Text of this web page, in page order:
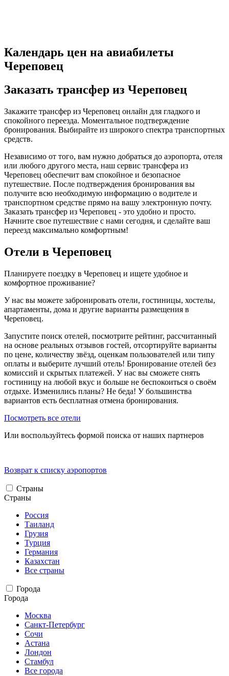
Календарь цен на авиабилеты
Череповец
Заказать трансфер из Череповец
Закажите трансфер из Череповец онлайн для гладкого и
спокойного переезда. Моментальное подтверждение
бронирования. Выбирайте из широкого спектра транспортных
средств.
Независимо от того, вам нужно добраться до аэропорта, отеля
или любого другого места, наш сервис трансфера из
Череповец обеспечит вам спокойное и безопасное
путешествие. После подтверждения бронирования вы
получите всю необходимую информацию о водителе и
транспортном средстве прямо на вашу электронную почту.
Заказать трансфер из Череповец - это удобно и просто.
Начните свое путешествие с нами сегодня, и сделайте ваш
переезд максимально комфортным!
Отели в Череповец
Планируете поездку в Череповец и ищете удобное и
комфортное проживание?
У нас вы можете забронировать отели, гостиницы, хостелы,
апартаменты, дома и другие варианты размещения в
Череповец.
Запустите поиск отелей, посмотрите рейтинг, рассчитанный
на основе реальных отзывов гостей, отсортируйте варианты
по цене, количеству звёзд, оценкам пользователей или типу
оплаты и выберите лучший отель! Бронирование отелей без
комиссий и скрытых платежей. У нас вы сможете снять
гостиницу на любой вкус и больше не беспокоиться о своём
отдыхе. Изменились планы? Не беда! У большинства
вариантов есть бесплатная отмена бронирования.
Посмотреть все отели
Или воспользуйтесь формой поиска от наших партнеров
Возврат к списку аэропортов
Страны
Страны
Россия
Таиланд
Грузия
Турция
Германия
Казахстан
Все страны
Города
Города
Москва
Санкт-Петербург
Сочи
Астана
Лондон
Стамбул
Все города